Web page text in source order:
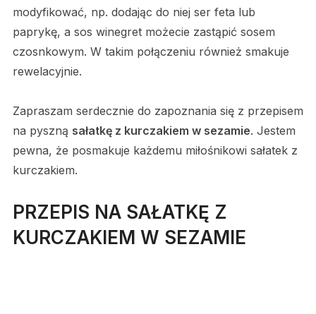
modyfikować, np. dodając do niej ser feta lub
paprykę, a sos winegret możecie zastąpić sosem
czosnkowym. W takim połączeniu również smakuje
rewelacyjnie.
Zapraszam serdecznie do zapoznania się z przepisem
na pyszną sałatkę z kurczakiem w sezamie. Jestem
pewna, że posmakuje każdemu miłośnikowi sałatek z
kurczakiem.
PRZEPIS NA SAŁATKĘ Z
KURCZAKIEM W SEZAMIE